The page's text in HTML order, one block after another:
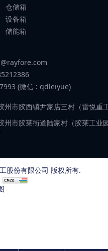
仓储箱
设备箱
储能箱
(微信 : qdleiyue)
州市胶西镇尹家店三村（雷悦重工
州市胶莱街道陆家村（胶莱工业园
股份有限公司 版权所有.